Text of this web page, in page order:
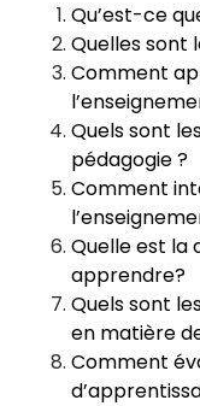
Qu’est-ce
Quelles sont
Comment
Quels sont
pédagogie ?
Comment
Quelle est la
apprendre?
Quels sont
en matière
Comment